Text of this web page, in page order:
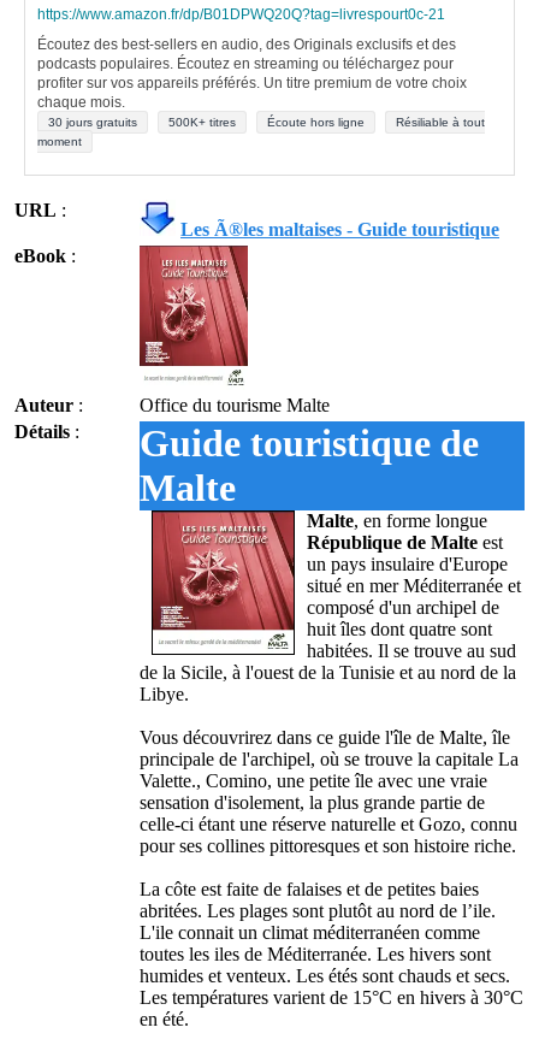
https://www.amazon.fr/dp/B01DPWQ20Q?tag=livrespourt0c-21
Écoutez des best-sellers en audio, des Originals exclusifs et des
podcasts populaires. Écoutez en streaming ou téléchargez pour
profiter sur vos appareils préférés. Un titre premium de votre choix
chaque mois.
30 jours gratuits 500K+ titres Écoute hors ligne
Résiliable à tout
moment
URL :
Les Ã®les maltaises - Guide touristique
eBook :
Auteur :
Office du tourisme Malte
Détails :
Guide touristique de
Malte
Malte, en forme longue
République de Malte est
un pays insulaire d'Europe
situé en mer Méditerranée et
composé d'un archipel de
huit îles dont quatre sont
habitées. Il se trouve au sud
de la Sicile, à l'ouest de la Tunisie et au nord de la
Libye.
Vous découvrirez dans ce guide l'île de Malte, île
principale de l'archipel, où se trouve la capitale La
Valette., Comino, une petite île avec une vraie
sensation d'isolement, la plus grande partie de
celle-ci étant une réserve naturelle et Gozo, connu
pour ses collines pittoresques et son histoire riche.
La côte est faite de falaises et de petites baies
abritées. Les plages sont plutôt au nord de l’ile.
L'ile connait un climat méditerranéen comme
toutes les iles de Méditerranée. Les hivers sont
humides et venteux. Les étés sont chauds et secs.
Les températures varient de 15°C en hivers à 30°C
en été.